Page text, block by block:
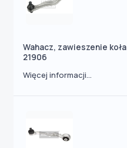
Wahacz, zawieszenie koła
21906
Więcej informacji...